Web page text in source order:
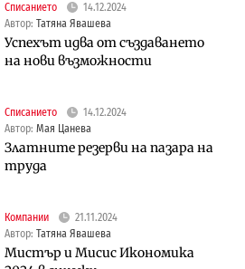
Списанието
14.12.2024
Автор: Татяна Явашева
Успехът идва от създаването
на нови възможности
Списанието
14.12.2024
Автор: Мая Цанева
Златните резерви на пазара на
труда
Компании
21.11.2024
Автор: Татяна Явашева
Мистър и Мисис Икономика